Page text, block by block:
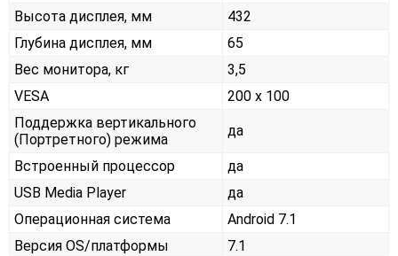
Высота дисплея, мм
432
Глубина дисплея, мм
65
Вес монитора, кг
3,5
VESA
200 x 100
Поддержка вертикального
(Портретного) режима
да
Встроенный процессор
да
USB Media Player
да
Операционная система
Android 7.1
Версия OS/платформы
7.1